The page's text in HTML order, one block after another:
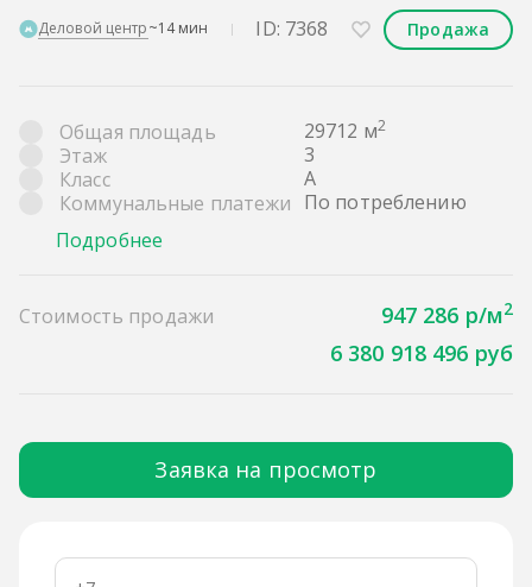
Деловой центр~14 мин ID: 7368 Продажа
Общая площадь 29712 м2
Этаж
3
Класс
A
Коммунальные платежи По потреблению
Подробнее
Стоимость продажи 947 286 р/м2
6 380 918 496 руб
Заявка на просмотр